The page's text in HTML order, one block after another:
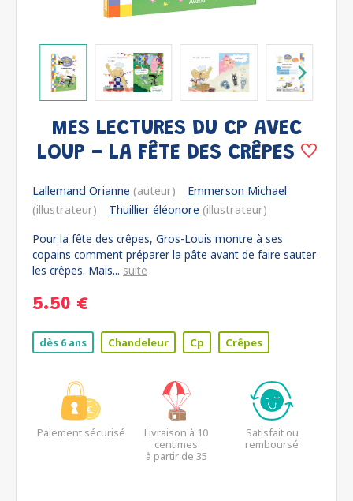
MES LECTURES DU CP AVEC
LOUP - LA FÊTE DES CRÊPES
Lallemand Orianne (auteur)
Emmerson Michael
(illustrateur)
Thuillier éléonore (illustrateur)
Pour la fête des crêpes, Gros-Louis montre à ses
copains comment préparer la pâte avant de faire sauter
les crêpes. Mais... suite
5.50 €
dès 6 ans Chandeleur Cp Crêpes
Paiement sécurisé
Livraison à 10
centimes
à partir de 35
Satisfait ou
remboursé